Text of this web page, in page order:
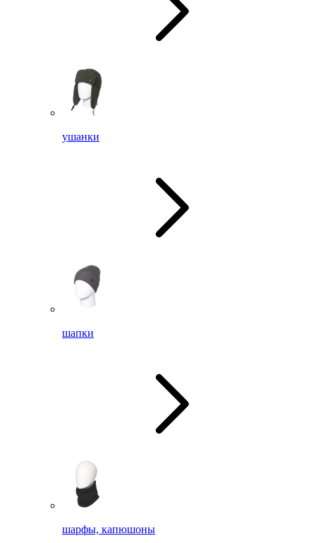
ушанки
шапки
шарфы, капюшоны